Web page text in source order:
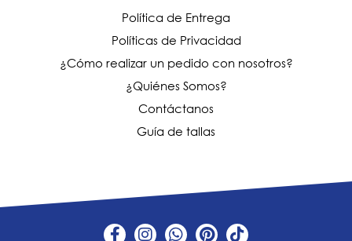
Política de Entrega
Políticas de Privacidad
¿Cómo realizar un pedido con nosotros?
¿Quiénes Somos?
Contáctanos
Guía de tallas